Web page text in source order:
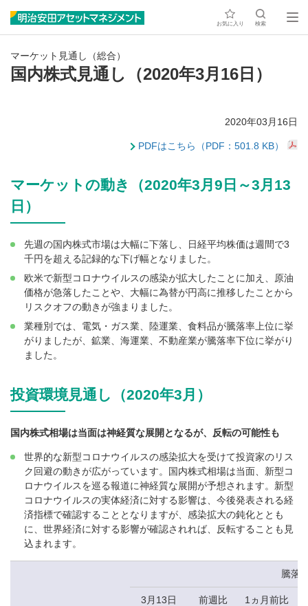
お気に入り 検索
マーケット見通し（総合）
国内株式見通し（2020年3月16日）
2020年03月16日
PDFはこちら（PDF：501.8 KB）
マーケットの動き（2020年3月9日～3月13
日）
先週の国内株式市場は大幅に下落し、日経平均株価は週間で3
千円を超える記録的な下げ幅となりました。
欧米で新型コロナウイルスの感染が拡大したことに加え、原油
価格が急落したことや、大幅に為替が円高に推移したことから
リスクオフの動きが強まりました。
業種別では、電気・ガス業、陸運業、食料品が騰落率上位に挙
がりましたが、鉱業、海運業、不動産業が騰落率下位に挙がり
ました。
投資環境見通し（2020年3月）
国内株式相場は当面は神経質な展開となるが、反転の可能性も
世界的な新型コロナウイルスの感染拡大を受けて投資家のリス
ク回避の動きが広がっています。国内株式相場は当面、新型コ
ロナウイルスを巡る報道に神経質な展開が予想されます。新型
コロナウイルスの実体経済に対する影響は、今後発表される経
済指標で確認することとなりますが、感染拡大の鈍化ととも
に、世界経済に対する影響が確認されれば、反転することも見
込まれます。
騰落
3月13日 前週比 1ヵ月前比